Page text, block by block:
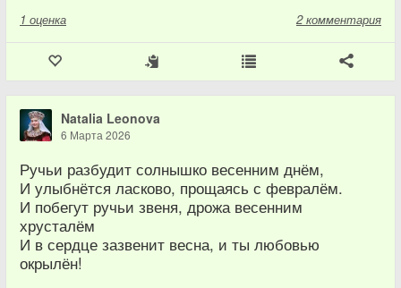
1 оценка 2 комментария
Natalia Leonova
6 Марта 2026
Ручьи разбудит солнышко весенним днём,
И улыбнётся ласково, прощаясь с февралём.
И побегут ручьи звеня, дрожа весенним
хрусталём
И в сердце зазвенит весна, и ты любовью
окрылён!